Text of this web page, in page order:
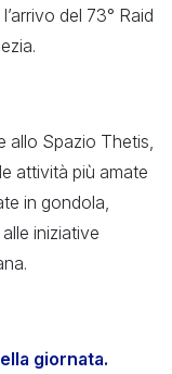
del 73° Raid
allo Spazio Thetis,
attività più amate
in gondola,
iniziative
giornata.